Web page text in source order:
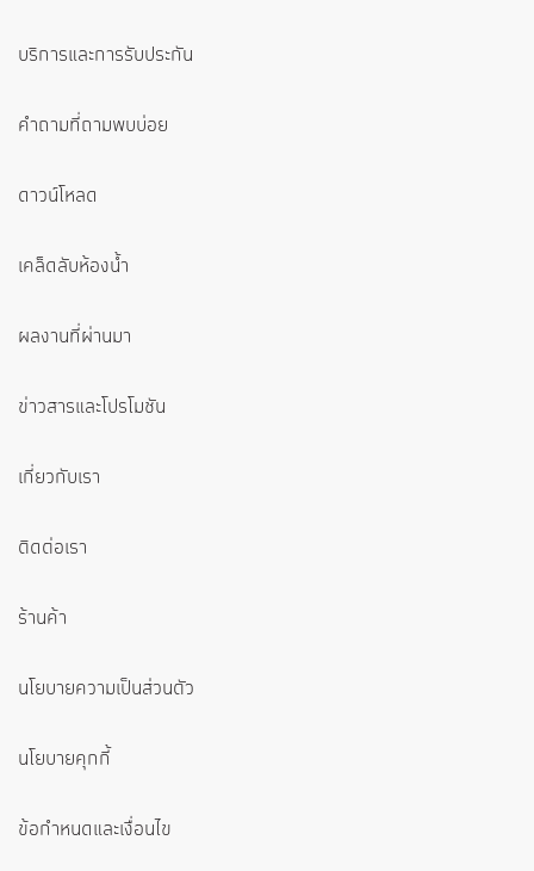
บริการและการรับประกัน
คำถามที่ถามพบบ่อย
ดาวน์โหลด
เคล็ดลับห้องน้ำ
ผลงานที่ผ่านมา
ข่าวสารและโปรโมชัน
เกี่ยวกับเรา
ติดต่อเรา
ร้านค้า
นโยบายความเป็นส่วนตัว
นโยบายคุกกี้
ข้อกำหนดและเงื่อนไข